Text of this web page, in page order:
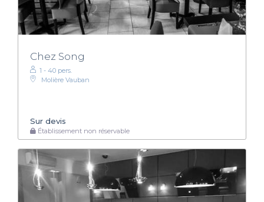
Chez Song
1 - 40 pers.
Molière Vauban
Sur devis
Établissement non réservable